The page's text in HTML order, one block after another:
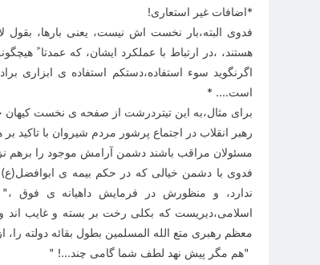
*اضافات غیر استعاری!
فدوی البته،بار نخست اش نیست، یعنی بارها،
هستند، ،در ارتباط با عملکرد ایشان، که عمدتا
اگرنگوید سوء استفاده،دستکم استفاده ی ابزاری
است* ….
برای مثال،به این تیتردرشت از صفحه ی نخست کیهان
رهبر انقلاب در اجتماع پرشور مردم شيروان با تاكيد
مسئولان مراقب باشند دشمن آرامش موجود را برهم
فدوی با دشمن خیالی که در حکم بیمه ی
ندارد، و منظورش در فرمایش داهیانه ی فوق
اسلامی،دیریست که بکلی رخت بر بسته و غایب اند و
معظم رهبری متع الله المسلمین بطول بقائه دولته
"هم مگر پیش نهد لطف شما گامی چند" !…